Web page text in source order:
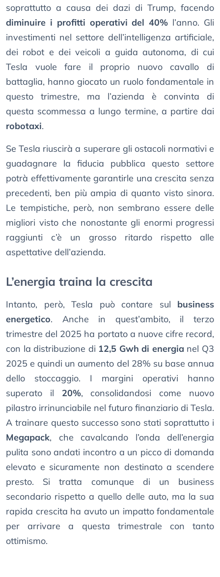
soprattutto a causa dei dazi di Trump, facendo
diminuire i profitti operativi del 40% l’anno. Gli
investimenti nel settore dell’intelligenza artificiale,
dei robot e dei veicoli a guida autonoma, di cui
Tesla vuole fare il proprio nuovo cavallo di
battaglia, hanno giocato un ruolo fondamentale in
questo trimestre, ma l’azienda è convinta di
questa scommessa a lungo termine, a partire dai
robotaxi.
Se Tesla riuscirà a superare gli ostacoli normativi e
guadagnare la fiducia pubblica questo settore
potrà effettivamente garantirle una crescita senza
precedenti, ben più ampia di quanto visto sinora.
Le tempistiche, però, non sembrano essere delle
migliori visto che nonostante gli enormi progressi
raggiunti c’è un grosso ritardo rispetto alle
aspettative dell’azienda.
L’energia traina la crescita
Intanto, però, Tesla può contare sul business
energetico. Anche in quest’ambito, il terzo
trimestre del 2025 ha portato a nuove cifre record,
con la distribuzione di 12,5 Gwh di energia nel Q3
2025 e quindi un aumento del 28% su base annua
dello stoccaggio. I margini operativi hanno
superato il 20%, consolidandosi come nuovo
pilastro irrinunciabile nel futuro finanziario di Tesla.
A trainare questo successo sono stati soprattutto i
Megapack, che cavalcando l’onda dell’energia
pulita sono andati incontro a un picco di domanda
elevato e sicuramente non destinato a scendere
presto. Si tratta comunque di un business
secondario rispetto a quello delle auto, ma la sua
rapida crescita ha avuto un impatto fondamentale
per arrivare a questa trimestrale con tanto
ottimismo.